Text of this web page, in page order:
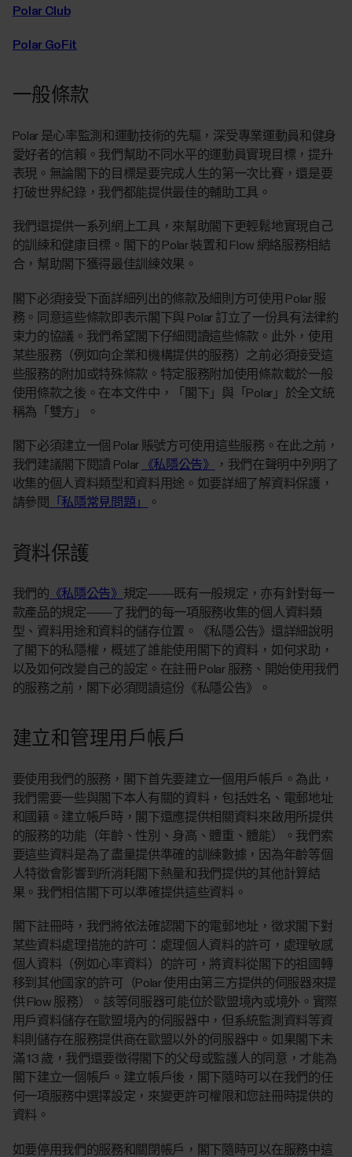
Polar Club
Polar GoFit
一般條款
Polar 是心率監測和運動技術的先驅，深受專業運動員和健身
愛好者的信賴。我們幫助不同水平的運動員實現目標，提升
表現。無論閣下的目標是要完成人生的第一次比賽，還是要
打破世界紀錄，我們都能提供最佳的輔助工具。
我們還提供一系列網上工具，來幫助閣下更輕鬆地實現自己
的訓練和健康目標。閣下的 Polar 裝置和 Flow 網絡服務相結
合，幫助閣下獲得最佳訓練效果。
閣下必須接受下面詳細列出的條款及細則方可使用 Polar 服
務。同意這些條款即表示閣下與 Polar 訂立了一份具有法律約
束力的協議。我們希望閣下仔細閱讀這些條款。此外，使用
某些服務（例如向企業和機構提供的服務）之前必須接受這
些服務的附加或特殊條款。特定服務附加使用條款載於一般
使用條款之後。在本文件中，「閣下」與「Polar」於全文統
稱為「雙方」。
閣下必須建立一個 Polar 賬號方可使用這些服務。在此之前，
我們建議閣下閱讀 Polar
《私隱公告》
，我們在聲明中列明了
收集的個人資料類型和資料用途。如要詳細了解資料保護，
請參閱
「私隱常見問題」 。
資料保護
我們的 《私隱公告》 規定——既有一般規定，亦有針對每一
款產品的規定——了我們的每一項服務收集的個人資料類
型、資料用途和資料的儲存位置。《私隱公告》還詳細說明
了閣下的私隱權，概述了誰能使用閣下的資料，如何求助，
以及如何改變自己的設定。在註冊 Polar 服務、開始使用我們
的服務之前，閣下必須閱讀這份《私隱公告》。
建立和管理用戶帳戶
要使用我們的服務，閣下首先要建立一個用戶帳戶。為此，
我們需要一些與閣下本人有關的資料，包括姓名、電郵地址
和國籍。建立帳戶時，閣下還應提供相關資料來啟用所提供
的服務的功能（年齡、性別、身高、體重、體能）。我們索
要這些資料是為了盡量提供準確的訓練數據，因為年齡等個
人特徵會影響到所消耗閣下熱量和我們提供的其他計算結
果。我們相信閣下可以準確提供這些資料。
閣下註冊時，我們將依法確認閣下的電郵地址，徵求閣下對
某些資料處理措施的許可：處理個人資料的許可，處理敏感
個人資料（例如心率資料）的許可，將資料從閣下的祖國轉
移到其他國家的許可（Polar 使用由第三方提供的伺服器來提
供 Flow 服務）。該等伺服器可能位於歐盟境內或境外。實際
用戶資料儲存在歐盟境內的伺服器中，但系統監測資料等資
料則儲存在服務提供商在歐盟以外的伺服器中。如果閣下未
滿 13 歲，我們還要徵得閣下的父母或監護人的同意，才能為
閣下建立一個帳戶。建立帳戶後，閣下隨時可以在我們的任
何一項服務中選擇設定，來變更許可權限和您註冊時提供的
資料。
如要停用我們的服務和關閉帳戶，閣下隨時可以在服務中這